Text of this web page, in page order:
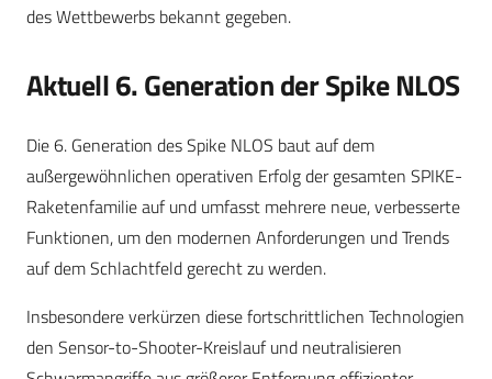
des Wettbewerbs bekannt gegeben.
Aktuell 6. Generation der Spike NLOS
Die 6. Generation des Spike NLOS baut auf dem
außergewöhnlichen operativen Erfolg der gesamten SPIKE-
Raketenfamilie auf und umfasst mehrere neue, verbesserte
Funktionen, um den modernen Anforderungen und Trends
auf dem Schlachtfeld gerecht zu werden.
Insbesondere verkürzen diese fortschrittlichen Technologien
den Sensor-to-Shooter-Kreislauf und neutralisieren